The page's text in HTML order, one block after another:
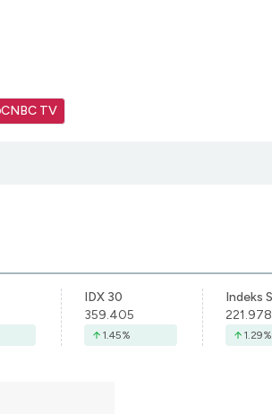
CNBC TV
IDX 30
359.405
1.45%
221.978
1.29%